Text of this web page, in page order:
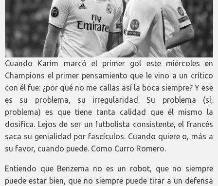
Cuando Karim marcó el primer gol este miércoles en
Champions el primer pensamiento que le vino a un crítico
con él fue: ¿por qué no me callas así la boca siempre? Y ese
es su problema, su irregularidad. Su problema (sí,
problema) es que tiene tanta calidad que él mismo la
dosifica. Lejos de ser un futbolista consistente, el francés
saca su genialidad por fascículos. Cuando quiere o, más a
su favor, cuando puede. Como Curro Romero.
Entiendo que Benzema no es un robot, que no siempre
puede estar bien, que no siempre puede tirar a un defensa